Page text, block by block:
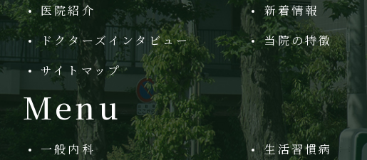
医院紹介
新着情報
ドクターズインタビュー
当院の特徴
サイトマップ
Menu
一般内科
生活習慣病